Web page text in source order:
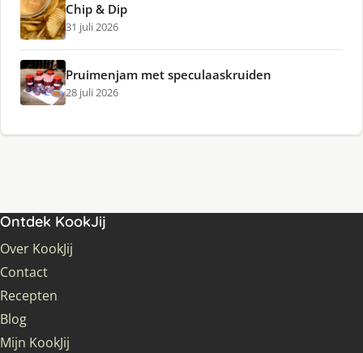
Chip & Dip
31 juli 2026
Pruimenjam met speculaaskruiden
28 juli 2026
Ontdek KookJij
Over KookJij
Contact
Recepten
Blog
Mijn KookJij